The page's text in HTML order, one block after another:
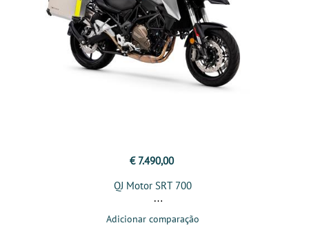
€ 7.490,00
QJ Motor SRT 700
Adicionar comparação